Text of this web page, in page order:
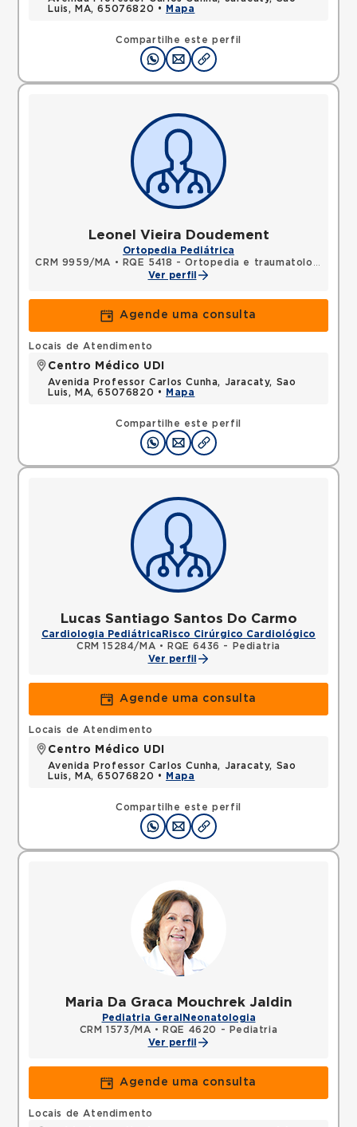
Compartilhe este perfil
Luis, MA, 65076820 •
Mapa
Leonel Vieira Doudement
Ortopedia Pediátrica
CRM 9959/MA •
RQE 5418 - Ortopedia e traumatologia
Ver perfil
Agende uma consulta
Compartilhe este perfil
Locais de Atendimento
Centro Médico UDI
Avenida Professor Carlos Cunha, Jaracaty, Sao
Luis, MA, 65076820 •
Mapa
Lucas Santiago Santos Do Carmo
Cardiologia Pediátrica Risco Cirúrgico Cardiológico
CRM 15284/MA •
RQE 6436 - Pediatria
Ver perfil
Agende uma consulta
Compartilhe este perfil
Locais de Atendimento
Centro Médico UDI
Avenida Professor Carlos Cunha, Jaracaty, Sao
Luis, MA, 65076820 •
Mapa
Maria Da Graca Mouchrek Jaldin
Pediatria Geral Neonatologia
CRM 1573/MA •
RQE 4620 - Pediatria
Ver perfil
Agende uma consulta
Locais de Atendimento